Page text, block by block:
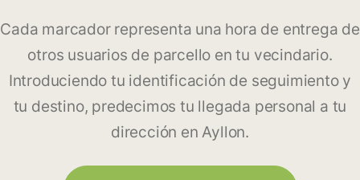
Cada marcador representa una hora de entrega de
otros usuarios de parcello en tu vecindario.
Introduciendo tu identificación de seguimiento y
tu destino, predecimos tu llegada personal a tu
dirección en Ayllon.